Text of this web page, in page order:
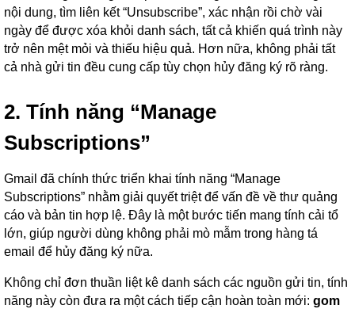
nội dung, tìm liên kết “Unsubscribe”, xác nhận rồi chờ vài
ngày để được xóa khỏi danh sách, tất cả khiến quá trình này
trở nên mệt mỏi và thiếu hiệu quả. Hơn nữa, không phải tất
cả nhà gửi tin đều cung cấp tùy chọn hủy đăng ký rõ ràng.
2. Tính năng “Manage
Subscriptions”
Gmail đã chính thức triển khai tính năng “Manage
Subscriptions” nhằm giải quyết triệt để vấn đề về thư quảng
cáo và bản tin hợp lệ. Đây là một bước tiến mang tính cải tổ
lớn, giúp người dùng không phải mò mẫm trong hàng tá
email để hủy đăng ký nữa.
Không chỉ đơn thuần liệt kê danh sách các nguồn gửi tin, tính
năng này còn đưa ra một cách tiếp cận hoàn toàn mới: gom